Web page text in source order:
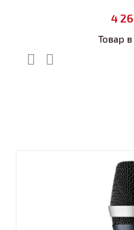
4
Товар